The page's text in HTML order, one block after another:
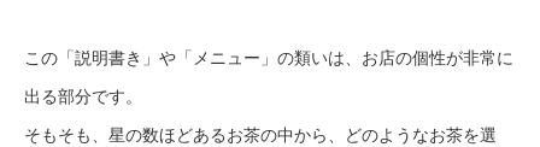
この「説明書き」や「メニュー」の類いは、お店の個性が非常に
出る部分です。
そもそも、星の数ほどあるお茶の中から、どのようなお茶を選